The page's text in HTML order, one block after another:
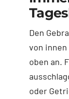
Den
von innen
oben an.
oder